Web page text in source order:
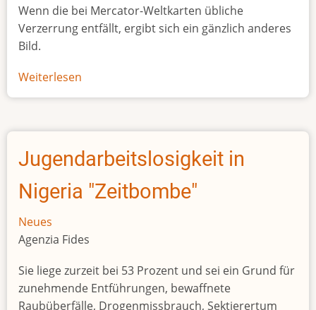
Wenn die bei Mercator-Weltkarten übliche
Verzerrung entfällt, ergibt sich ein gänzlich anderes
Bild.
Weiterlesen
Afrikas
Größe
Jugendarbeitslosigkeit in
Nigeria "Zeitbombe"
Neues
Agenzia Fides
Sie liege zurzeit bei 53 Prozent und sei ein Grund für
zunehmende Entführungen, bewaffnete
Raubüberfälle, Drogenmissbrauch, Sektierertum